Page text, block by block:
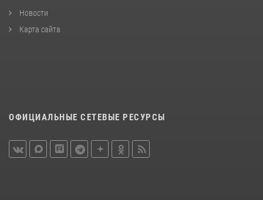
Новости
Карта сайта
ОФИЦИАЛЬНЫЕ СЕТЕВЫЕ РЕСУРСЫ